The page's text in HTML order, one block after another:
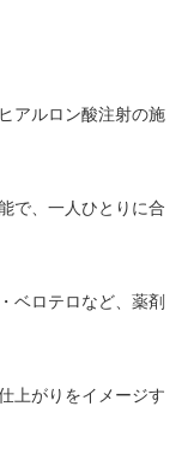
アルロン酸注射の施
で、一人ひとりに合
ベロテロなど、薬剤
上がりをイメージす